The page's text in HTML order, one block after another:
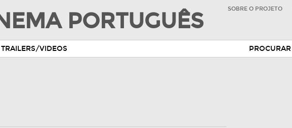
PORTUGUÊS SOBRE O PROJETO
TRAILERS/VIDEOS PROCURAR